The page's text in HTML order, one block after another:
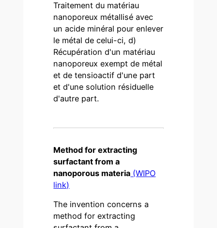
Traitement du matériau
nanoporeux métallisé avec
un acide minéral pour enlever
le métal de celui-ci, d)
Récupération d'un matériau
nanoporeux exempt de métal
et de tensioactif d'une part
et d'une solution résiduelle
d'autre part.
Method for extracting
surfactant from a
nanoporous materia (WIPO
link)
The invention concerns a
method for extracting